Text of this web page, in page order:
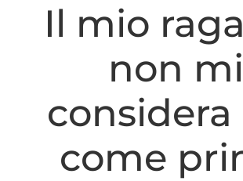
Il mio
non mi
considera
come